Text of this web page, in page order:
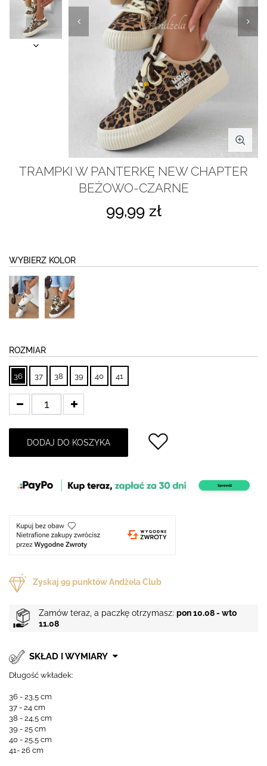
TRAMPKI W PANTERKĘ NEW CHAPTER
BEŻOWO-CZARNE
99,99 zł
WYBIERZ KOLOR
ROZMIAR
36 37 38 39 40 41
DODAJ DO KOSZYKA
Zyskaj 99 punktów Andżela Club
Zamów teraz, a paczkę otrzymasz: pon 10.08 - wto
11.08
SKŁAD I WYMIARY
Długość wkładek:
36 - 23,5 cm
37 - 24 cm
38 - 24,5 cm
39 - 25 cm
40 - 25,5 cm
41- 26 cm